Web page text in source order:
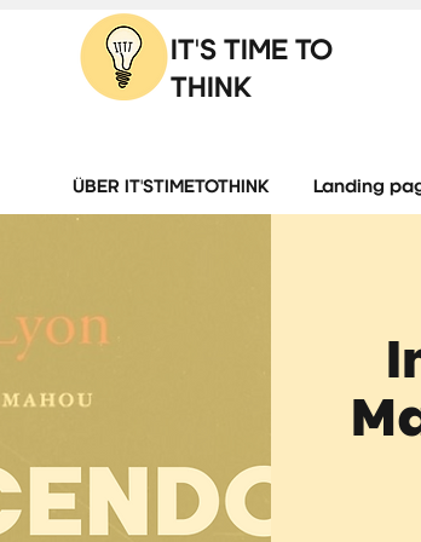
IT'S TIME TO
THINK
ÜBER IT'STIMETOTHINK Landing